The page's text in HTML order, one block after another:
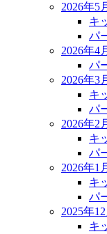
2026年5
キ
パ
2026年4
パ
2026年3
キ
パ
2026年2
キ
パ
2026年1
キ
パ
2025年
キ